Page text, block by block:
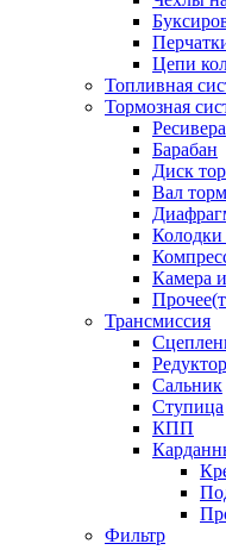
Цепи
Топливная
Тормозная
Ресивера
Барабан
Диск
Вал
Колодки
Камера
Трансмиссия
Редуктор
Сальник
Ступица
КПП
Фильтр